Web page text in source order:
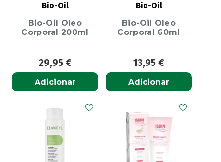
Bio-Oil
Bio-Oil Oleo
Corporal 200ml
29,95 €
Adicionar
Bio-Oil
Bio-Oil Oleo
Corporal 60ml
13,95 €
Adicionar